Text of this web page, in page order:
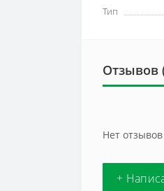
Тип
Отзывов
Нет
+